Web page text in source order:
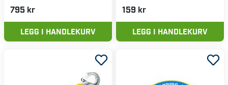
795 kr
LEGG I HANDLEKURV
159 kr
LEGG I HANDLEKURV